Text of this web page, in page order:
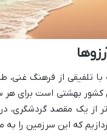
با تلفیقی از فرهنگ
بهشتی است برای هر
از یک مقصد گردشگری،
که این سرزمین را